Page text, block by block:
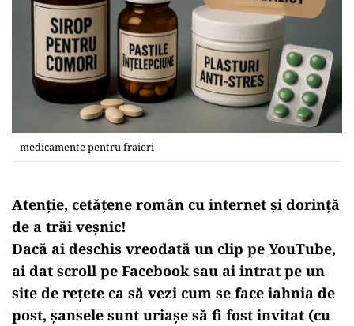
medicamente pentru fraieri
Atenție, cetățene român cu internet și dorință
de a trăi veșnic!
Dacă ai deschis vreodată un clip pe YouTube,
ai dat scroll pe Facebook sau ai intrat pe un
site de rețete ca să vezi cum se face iahnia de
post, șansele sunt uriașe să fi fost invitat (cu